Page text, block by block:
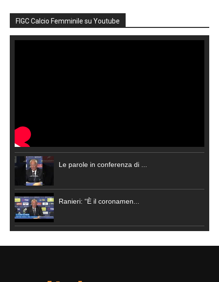
FIGC Calcio Femminile su Youtube
Le parole in conferenza di ...
Ranieri: “È il coronamen...